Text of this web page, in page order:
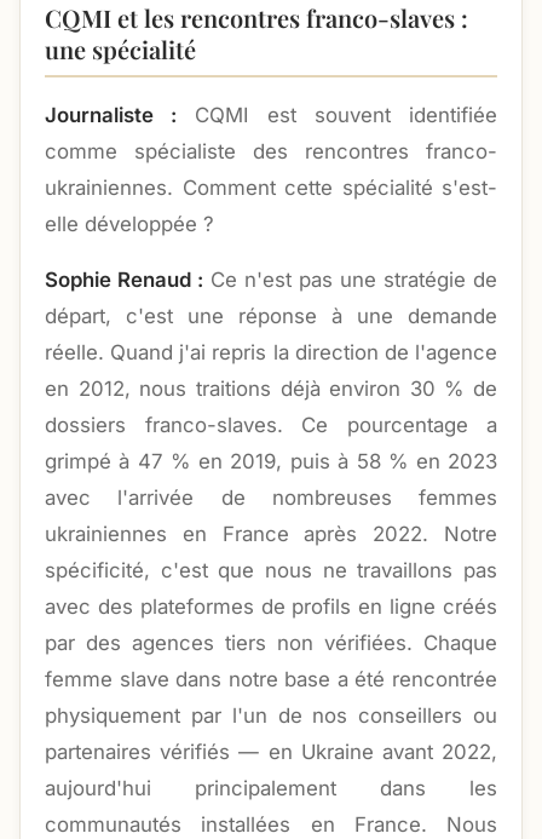
CQMI et les rencontres franco-slaves :
une spécialité
Journaliste : CQMI est souvent identifiée
comme spécialiste des rencontres franco-
ukrainiennes. Comment cette spécialité s'est-
elle développée ?
Sophie Renaud : Ce n'est pas une stratégie de
départ, c'est une réponse à une demande
réelle. Quand j'ai repris la direction de l'agence
en 2012, nous traitions déjà environ 30 % de
dossiers franco-slaves. Ce pourcentage a
grimpé à 47 % en 2019, puis à 58 % en 2023
avec l'arrivée de nombreuses femmes
ukrainiennes en France après 2022. Notre
spécificité, c'est que nous ne travaillons pas
avec des plateformes de profils en ligne créés
par des agences tiers non vérifiées. Chaque
femme slave dans notre base a été rencontrée
physiquement par l'un de nos conseillers ou
partenaires vérifiés — en Ukraine avant 2022,
aujourd'hui principalement dans les
communautés installées en France. Nous